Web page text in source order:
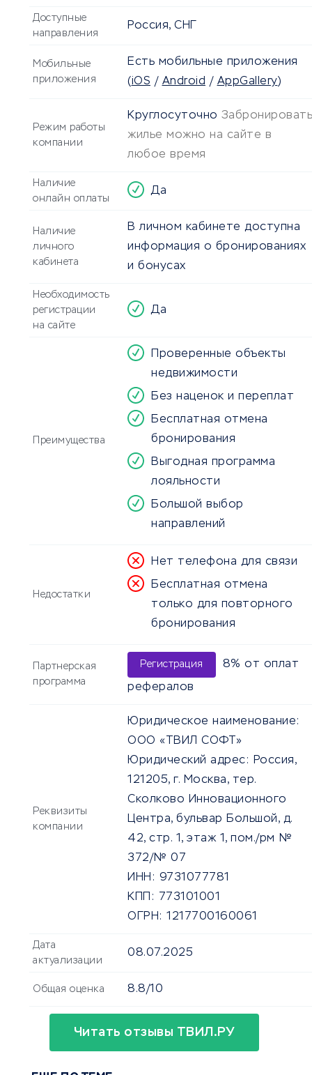
Доступные
направления
Россия, СНГ
Мобильные
приложения
Есть мобильные приложения
(iOS / Android / AppGallery)
Режим работы
компании
Круглосуточно Забронировать
жилье можно на сайте в
любое время
Наличие
онлайн оплаты
Да
Наличие
личного
кабинета
В личном кабинете доступна
информация о бронированиях
и бонусах
Необходимость
регистрации
на сайте
Да
Преимущества
Проверенные объекты
недвижимости
Без наценок и переплат
Бесплатная отмена
бронирования
Выгодная программа
лояльности
Большой выбор
направлений
Недостатки
Нет телефона для связи
Бесплатная отмена
только для повторного
бронирования
Партнерская
программа
Регистрация 8% от оплат
рефералов
Реквизиты
компании
Юридическое наименование:
ООО «ТВИЛ СОФТ»
Юридический адрес: Россия,
121205, г. Москва, тер.
Сколково Инновационного
Центра, бульвар Большой, д.
42, стр. 1, этаж 1, пом./рм №
372/№ 07
ИНН: 9731077781
КПП:
773101001
ОГРН: 1217700160061
Дата
актуализации
08.07.2025
Общая оценка 8.8/10
Читать отзывы ТВИЛ.РУ